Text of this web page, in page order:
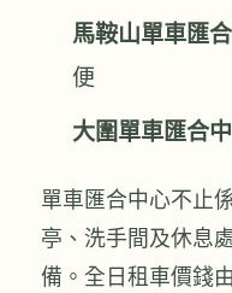
馬鞍山單車匯
便
大圍單車匯合
單車匯合中心不止
亭、洗手間及休息
備。全日租車價錢